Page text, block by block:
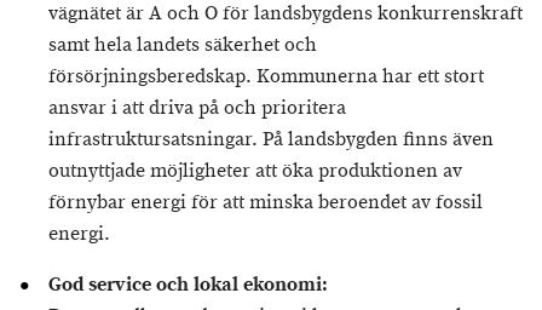
vägnätet är A och O för landsbygdens konkurrenskraft
samt hela landets säkerhet och
försörjningsberedskap. Kommunerna har ett stort
ansvar i att driva på och prioritera
infrastruktursatsningar. På landsbygden finns även
outnyttjade möjligheter att öka produktionen av
förnybar energi för att minska beroendet av fossil
energi.
God service och lokal ekonomi: